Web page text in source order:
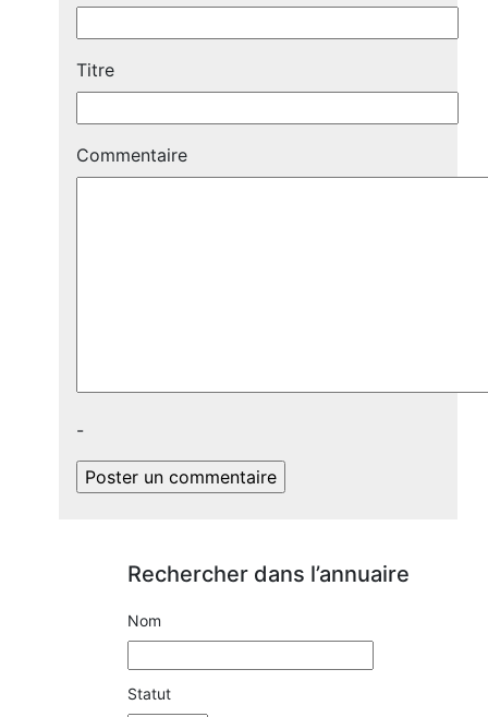
Titre
Commentaire
-
Rechercher dans l’annuaire
Nom
Statut